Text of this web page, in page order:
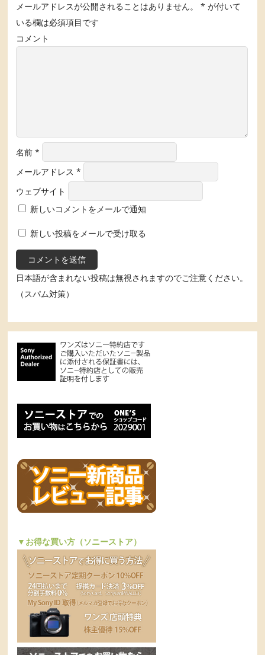
メールアドレスが公開されることはありません。 * が付いて
いる欄は必須項目です
コメント
名前*
メールアドレス*
ウェブサイト
新しいコメントをメールで通知
新しい投稿をメールで受け取る
日本語が含まれない投稿は無視されますのでご注意ください。
（スパム対策）
▼お得な買い方（ソニーストア）